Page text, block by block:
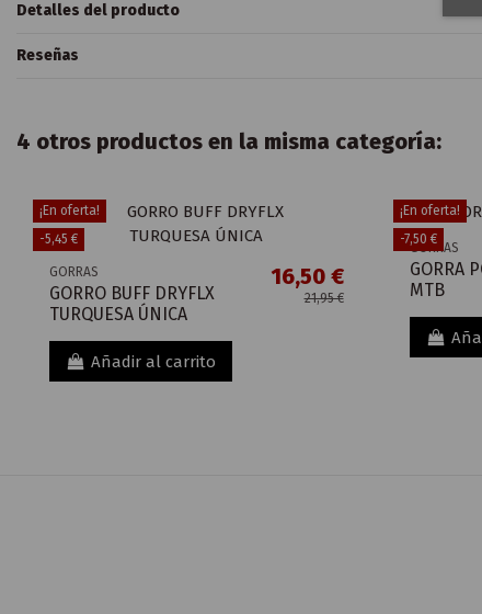
Detalles del producto
Reseñas
4 otros productos en la misma categoría:
¡En oferta!
-5,45 €
GORRAS
GORRO BUFF DRYFLX
TURQUESA ÚNICA
16,50 €
21,95 €
Añadir al carrito
¡En oferta!
-7,50 €
GORRAS
GORRA
MTB